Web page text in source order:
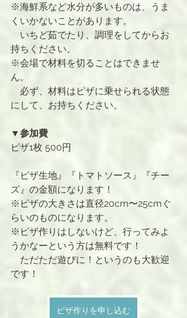
※海鮮系など水分が多いものは、うま
くいかないことがあります。
いちど茹でたり、調理をしてからお
持ちください。
※会場で材料を切ることはできませ
ん。
必ず、材料はピザに乗せられる状態
にして、お持ちください。
▼参加費
ピザ1枚 500円
『ピザ生地』『トマトソース』『チー
ズ』の金額になります！
※ピザの大きさは直径20cm〜25cmぐ
らいのものになります。
※ピザ作りはしないけど、行ってみよ
うかなーという方は無料です！
ただただ遊びに！というのも大歓迎
です！
ピザ作りを申し込む